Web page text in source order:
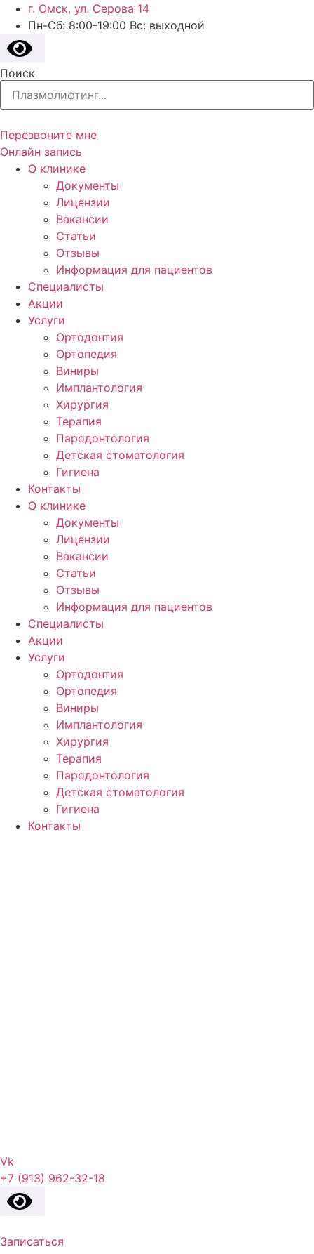
г. Омск, ул. Серова 14
Пн-Сб: 8:00-19:00 Вс: выходной
Поиск
Перезвоните мне
Онлайн запись
О клинике
Документы
Лицензии
Вакансии
Статьи
Отзывы
Информация для пациентов
Специалисты
Акции
Услуги
Ортодонтия
Ортопедия
Виниры
Имплантология
Хирургия
Терапия
Пародонтология
Детская стоматология
Гигиена
Контакты
О клинике
Документы
Лицензии
Вакансии
Статьи
Отзывы
Информация для пациентов
Специалисты
Акции
Услуги
Ортодонтия
Ортопедия
Виниры
Имплантология
Хирургия
Терапия
Пародонтология
Детская стоматология
Гигиена
Контакты
Vk
+7 (913) 962-32-18
Записаться